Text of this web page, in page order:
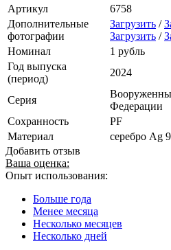
Артикул
6758
Дополнительные
фотографии
Загрузить /
Загрузить /
Номинал
1 рубль
Год выпуска
(период)
2024
Серия
Федерации
Сохранность
PF
Материал
серебро Ag
Добавить отзыв
Ваша оценка:
Опыт использования:
Больше года
Менее месяца
Несколько месяцев
Несколько дней